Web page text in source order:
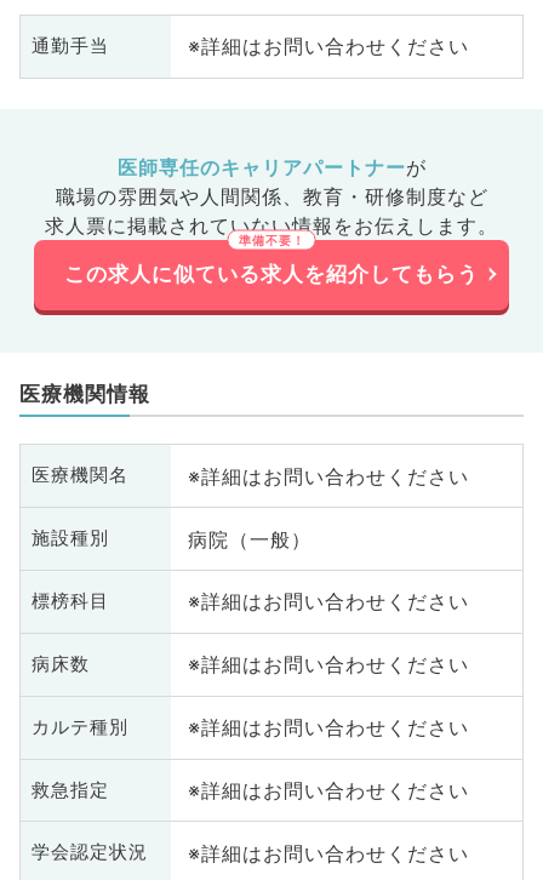
通勤手当 ※詳細はお問い合わせください
医師専任のキャリアパートナーが
職場の雰囲気や人間関係、 教育・研修制度など
求人票に掲載されていない情報をお伝えします。
この求人に似ている求人を紹介してもらう
医療機関情報
医療機関名 ※詳細はお問い合わせください
施設種別 病院（一般）
標榜科目 ※詳細はお問い合わせください
病床数 ※詳細はお問い合わせください
カルテ種別 ※詳細はお問い合わせください
救急指定 ※詳細はお問い合わせください
学会認定状況 ※詳細はお問い合わせください